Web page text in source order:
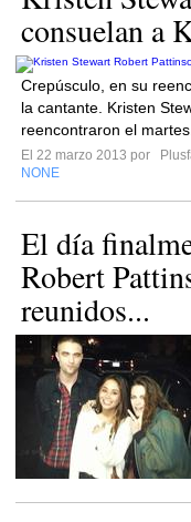
consuelan a
Crepúsculo, en su
la cantante. Kristen
reencontraron el
El 22 marzo 2013 por
NONE
El día
Robert
reunidos...